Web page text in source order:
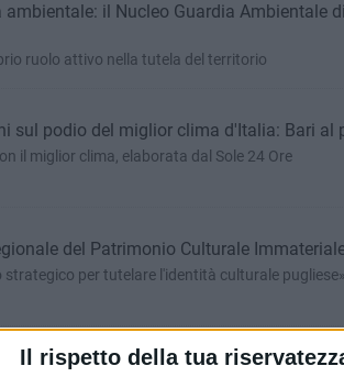
Il rispetto della tua
il Nucleo Guardia Ambientale
ruolo attivo nella tutela del territorio
sul podio del miglior clima d'Italia: Bari al
il miglior clima, elaborata dal Sole 24 Ore
del Patrimonio Culturale
per tutelare l'identità culturale pugliese»
i pescherecci suoneranno in